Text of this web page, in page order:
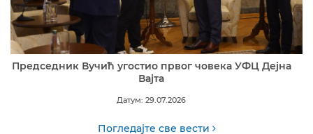
Председник Вучић угостио првог човека УФЦ Дејна
Вајта
Датум: 29.07.2026
Погледајте све вести